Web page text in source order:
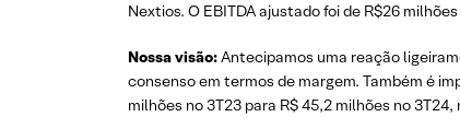
Nextios. O EBITDA ajustado foi de R$26
Nossa visão:Antecipamos uma reação
consenso em termos de margem. Também é
milhões no 3T23 para R$ 45,2 milhões no